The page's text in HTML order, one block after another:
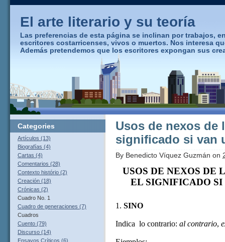
El arte literario y su teoría
Las preferencias de esta página se inclinan por trabajos,
escritores costarricenses, vivos o muertos. Nos interesa
Además pretendemos que los escritores expongan sus
Usos de nexos de
significado si van
By Benedicto Víquez Guzmán on
USOS DE NEXOS DE
EL SIGNIFICADO SI
1. SINO
Indica lo contrario: al contrario,
Categories
Artículos (13)
Biografías (4)
Cartas (4)
Comentarios (28)
Contexto histório (2)
Creación (18)
Crónicas (2)
Cuadro No. 1
Cuadro de generaciones (7)
Cuadros
Cuento (79)
Discurso (14)
Ensayos Críticos (6)